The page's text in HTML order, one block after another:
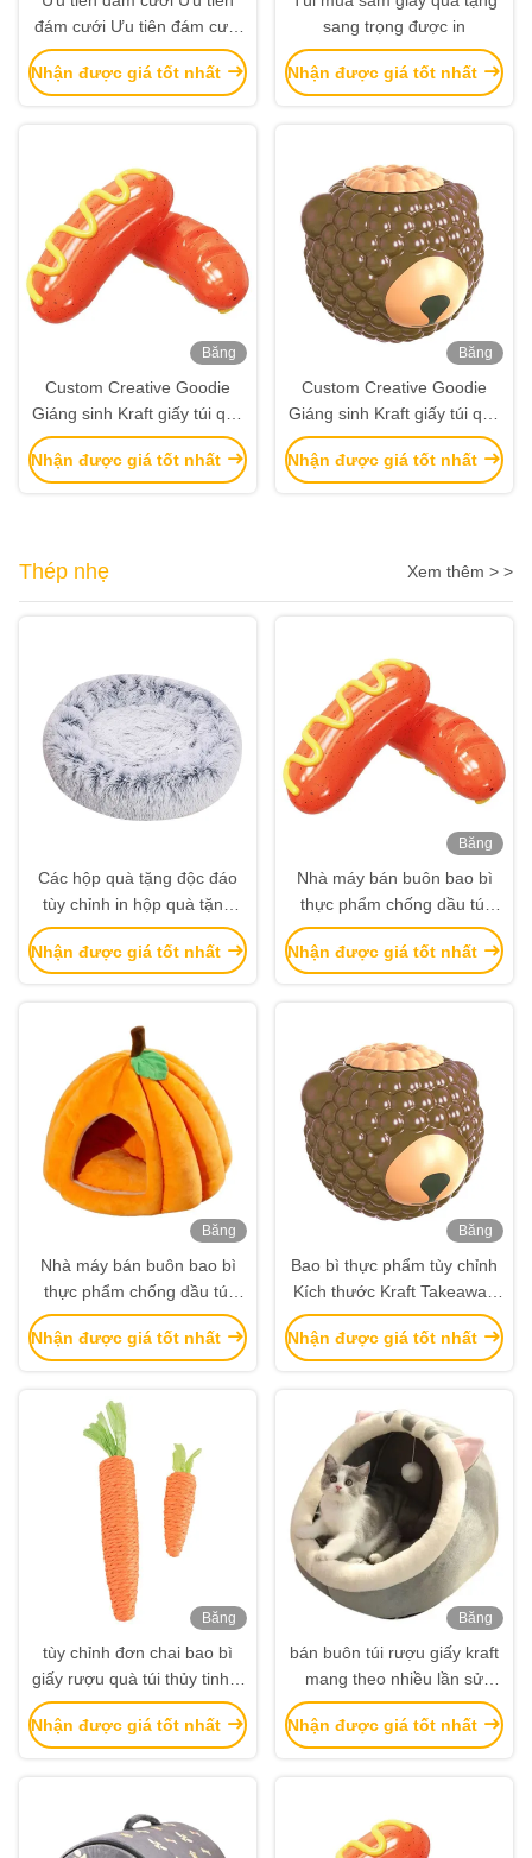
đám cưới Ưu tiên đám cưới
Ưu tiên đám cưới
Nhận được giá tốt nhất
sang trọng được in
Nhận được giá tốt nhất
Băng
Custom Creative Goodie
Giáng sinh Kraft giấy túi quà
với logo của riêng bạn cho
Xmas Party trang trí
Nhận được giá tốt nhất
Băng
Custom Creative Goodie
Giáng sinh Kraft giấy túi quà
với logo của riêng bạn cho
Xmas Party trang trí
Nhận được giá tốt nhất
Thép nhẹ Xem thêm > >
Các hộp quà tặng độc đáo
tùy chỉnh in hộp quà tặng
ván cao cấp Bao bì đồ trang
sức Valentine Rose Gift Box
Nhận được giá tốt nhất
Băng
Nhà máy bán buôn bao bì
thực phẩm chống dầu túi
bánh mì nướng bên ngoài
người bán Bottom Kraft
Nhận được giá tốt nhất
Băng
Nhà máy bán buôn bao bì
thực phẩm chống dầu túi
bánh mì nướng bên ngoài
người bán Bottom Kraft
Nhận được giá tốt nhất
Băng
Bao bì thực phẩm tùy chỉnh
Kích thước Kraft Takeaway
thực phẩm bánh mì túi giấy
cho nhà hàng
Nhận được giá tốt nhất
Băng
tùy chỉnh đơn chai bao bì
giấy rượu quà túi thủy tinh 2
chai rượu đen tote túi xách
Nhận được giá tốt nhất
Băng
bán buôn túi rượu giấy kraft
mang theo nhiều lần sử
dụng cho chai rượu vang
Nhận được giá tốt nhất